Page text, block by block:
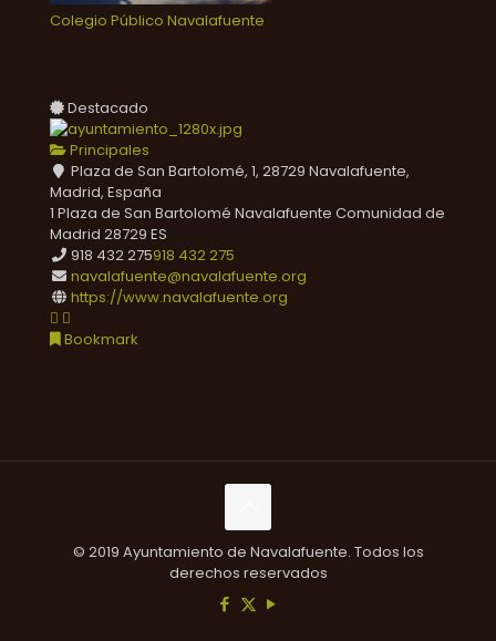
Colegio Público Navalafuente
Destacado
Principales
Plaza de San Bartolomé, 1, 28729 Navalafuente,
Madrid, España
1 Plaza de San Bartolomé Navalafuente Comunidad de
Madrid 28729 ES
918 432 275918 432 275
navalafuente@navalafuente.org
https://www.navalafuente.org
Bookmark
© 2019 Ayuntamiento de Navalafuente. Todos los
derechos reservados